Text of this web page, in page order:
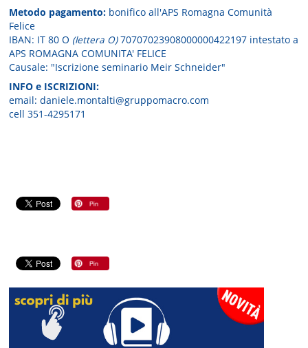
Metodo pagamento: bonifico all'APS Romagna Comunità
Felice
IBAN: IT 80 O (lettera O)70707023908000000422197 intestato a
APS ROMAGNA COMUNITA' FELICE
Causale: "Iscrizione seminario Meir Schneider"
INFO e ISCRIZIONI:
email: daniele.montalti@gruppomacro.com
cell 351-4295171